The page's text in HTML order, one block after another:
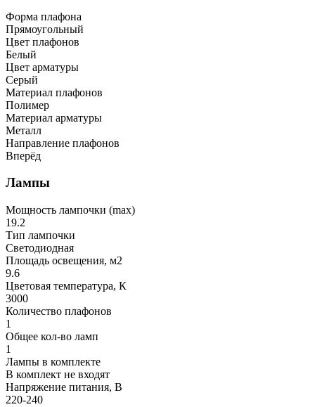
Форма плафона
Прямоугольный
Цвет плафонов
Белый
Цвет арматуры
Серый
Материал плафонов
Полимер
Материал арматуры
Металл
Направление плафонов
Вперёд
Лампы
Мощность лампочки (max)
19.2
Тип лампочки
Светодиодная
Площадь освещения, м2
9.6
Цветовая температура, К
3000
Количество плафонов
1
Общее кол-во ламп
1
Лампы в комплекте
В комплект не входят
Напряжение питания, В
220-240